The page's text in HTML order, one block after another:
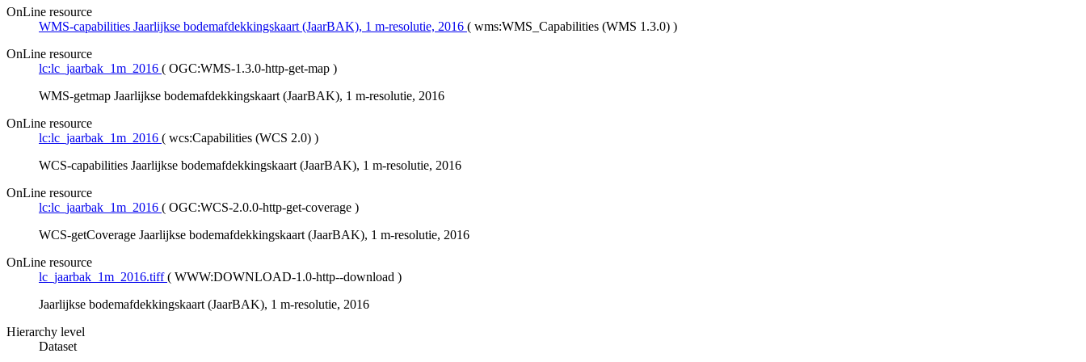
OnLine resource
WMS-capabilities Jaarlijkse bodemafdekkingskaart (JaarBAK), 1 m-resolutie, 2016 ( wms:WMS_Capabilities (WMS 1.3.0) )
OnLine resource
lc:lc_jaarbak_1m_2016 ( OGC:WMS-1.3.0-http-get-map )
WMS-getmap Jaarlijkse bodemafdekkingskaart (JaarBAK), 1 m-resolutie, 2016
OnLine resource
lc:lc_jaarbak_1m_2016 ( wcs:Capabilities (WCS 2.0) )
WCS-capabilities Jaarlijkse bodemafdekkingskaart (JaarBAK), 1 m-resolutie, 2016
OnLine resource
lc:lc_jaarbak_1m_2016 ( OGC:WCS-2.0.0-http-get-coverage )
WCS-getCoverage Jaarlijkse bodemafdekkingskaart (JaarBAK), 1 m-resolutie, 2016
OnLine resource
lc_jaarbak_1m_2016.tiff( WWW:DOWNLOAD-1.0-http--download )
Jaarlijkse bodemafdekkingskaart (JaarBAK), 1 m-resolutie, 2016
Hierarchy level
Dataset